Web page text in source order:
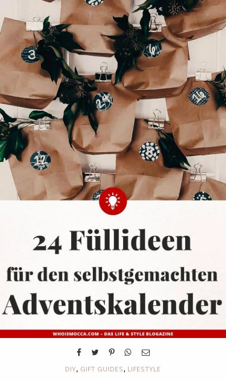
DIY, GIFT GUIDES, LIFESTYLE